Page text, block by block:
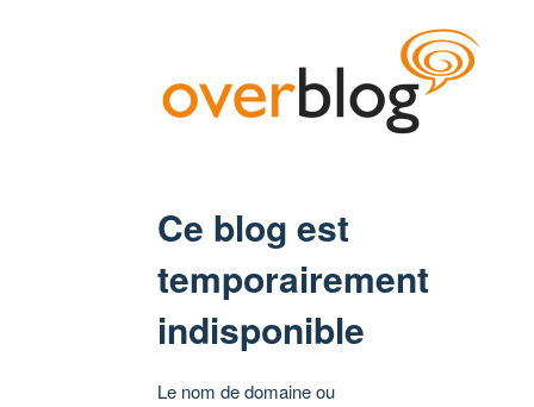
Ce blog est
temporairement
indisponible
Le nom de domaine ou